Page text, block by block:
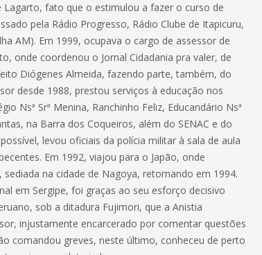
fato que o estimulou a fazer o curso de
pela Rádio Progresso, Rádio Clube de Itapicuru,
AM). Em 1999, ocupava o cargo de assessor de
onde coordenou o Jornal Cidadania pra valer, de
Diógenes Almeida, fazendo parte, também, do
desde 1988, prestou serviços à educação nos
Nsª Srª Menina, Ranchinho Feliz, Educandário Nsª
na Barra dos Coqueiros, além do SENAC e do
levou oficiais da polícia militar à sala de aula
Em 1992, viajou para o Japão, onde
na cidade de Nagoya, retornando em 1994.
em Sergipe, foi graças ao seu esforço decisivo
sob a ditadura Fujimori, que a Anistia
injustamente encarcerado por comentar questões
comandou greves, neste último, conheceu de perto